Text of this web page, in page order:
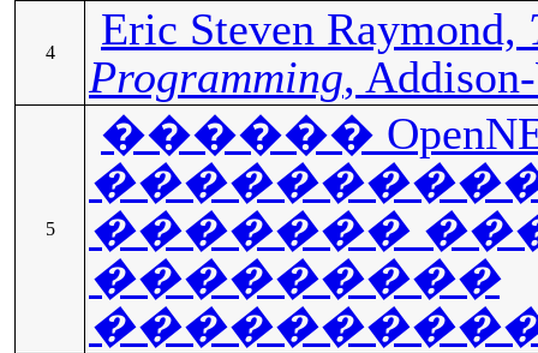
4 Eric Steven Raymond,
Programming,
5
������
�������
���������